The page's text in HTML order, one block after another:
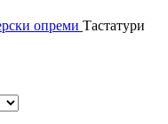
опреми Тастатури